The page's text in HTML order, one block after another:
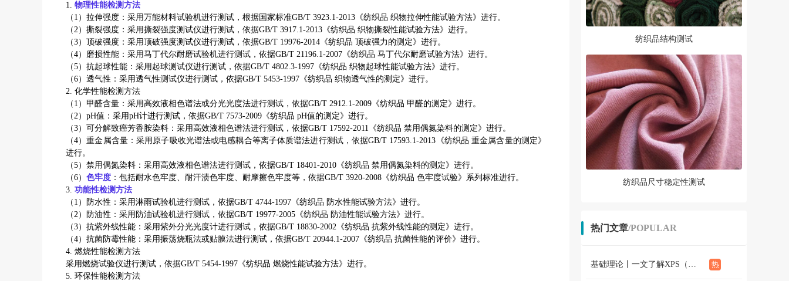
1. 物理性能检测方法
（ 1 ）拉伸强度：采用万能材料试验机进行测试，根据国家标准GB/T 3923.1-2013 《纺织品 织物拉伸性能试验方法》进行。
（2）撕裂强度：采用撕裂强度测试仪进行测试，依据GB/T 3917.1-2013 《纺织品 织物撕裂性能试验方法》进行。
（3）顶破强度：采用顶破强度测试仪进行测试，依据GB/T 19976-2014 《纺织品 顶破强力的测定》进行。
（4）磨损性能：采用马丁代尔耐磨试验机进行测试，依据GB/T 21196.1-2007 《纺织品 马丁代尔耐磨试验方法》进行。
（5）抗起球性能：采用起球测试仪进行测试，依据GB/T 4802.3-1997 《纺织品 织物起球性能试验方法》进行。
（6）透气性：采用透气性测试仪进行测试，依据GB/T 5453-1997 《纺织品 织物透气性的测定》进行。
2. 化学性能检测方法
（ 1 ）甲醛含量：采用高效液相色谱法或分光光度法进行测试，依据GB/T 2912.1-2009 《纺织品 甲醛的测定》进行。
（2） pH值：采用pH计进行测试，依据GB/T 7573-2009 《纺织品 pH值的测定》进行。
（3）可分解致癌芳香胺染料：采用高效液相色谱法进行测试，依据GB/T 17592-2011 《纺织品 禁用偶氮染料的测定》进行。
（4）重金属含量：采用原子吸收光谱法或电感耦合等离子体质谱法进行测试，依据GB/T 17593.1-2013 《纺织品 重金属含量的测定》
进行。
（5）禁用偶氮染料：采用高效液相色谱法进行测试，依据GB/T 18401-2010 《纺织品 禁用偶氮染料的测定》进行。
（6） 色牢度 ：包括耐水色牢度、耐汗渍色牢度、耐摩擦色牢度等，依据GB/T 3920-2008 《纺织品 色牢度试验》系列标准进行。
3. 功能性检测方法
（ 1 ）防水性：采用淋雨试验机进行测试，依据GB/T 4744-1997 《纺织品 防水性能试验方法》进行。
（2）防油性：采用防油试验机进行测试，依据GB/T 19977-2005 《纺织品 防油性能试验方法》进行。
（3）抗紫外线性能：采用紫外分光光度计进行测试，依据GB/T 18830-2002 《纺织品 抗紫外线性能的测定》进行。
（4）抗菌防霉性能：采用振荡烧瓶法或贴膜法进行测试，依据GB/T 20944.1-2007 《纺织品 抗菌性能的评价》进行。
4. 燃烧性能检测方法
采用燃烧试验仪进行测试，依据GB/T 5454-1997 《纺织品 燃烧性能试验方法》进行。
5. 环保性能检测方法
纺织品结构测试
纺织品尺寸稳定性测试
热门文章/POPULAR
基础理论丨一文了解XPS（概念、定性定量分析、分析方法、谱线结构）